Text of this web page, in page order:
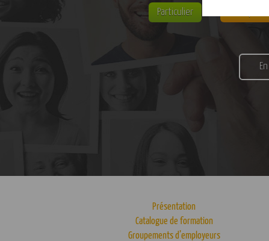
Particulier
Présentation
Catalogue de formation
Groupements d’employeurs